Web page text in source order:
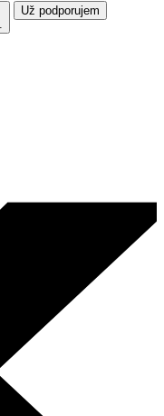
Už podporujem